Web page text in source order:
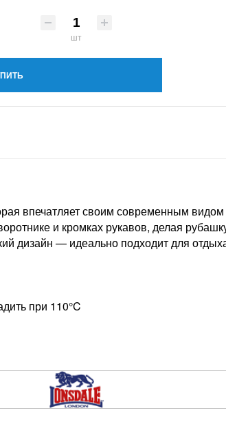
шт
впечатляет своим современным
и кромках рукавов, делая
дизайн — идеально подходит для
при 110°C